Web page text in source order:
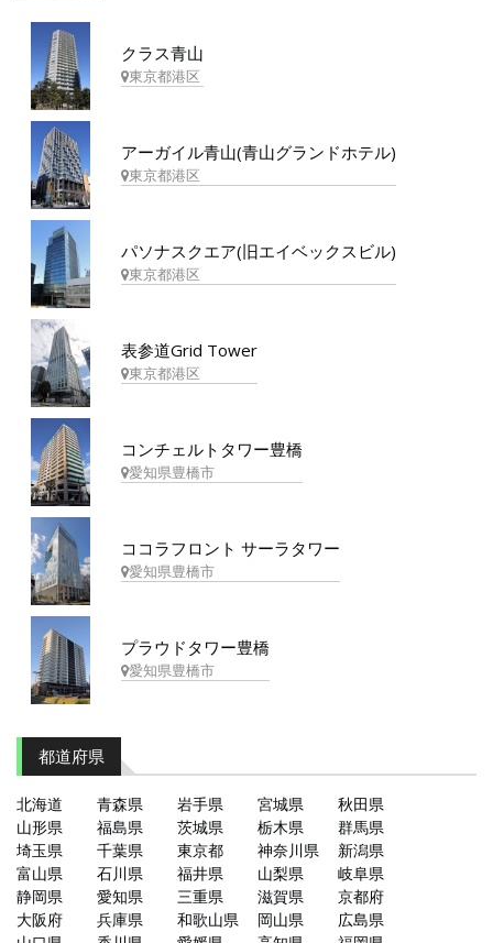
クラス青山
東京都港区
アーガイル青山(青山グランドホテル)
東京都港区
パソナスクエア(旧エイベックスビル)
東京都港区
表参道Grid Tower
東京都港区
コンチェルトタワー豊橋
愛知県豊橋市
ココラフロント サーラタワー
愛知県豊橋市
プラウドタワー豊橋
愛知県豊橋市
都道府県
北海道 青森県 岩手県 宮城県
秋田県
山形県
福島県 茨城県 栃木県
群馬県
埼玉県
千葉県 東京都 神奈川県
新潟県
富山県
石川県 福井県 山梨県
岐阜県
静岡県
愛知県 三重県 滋賀県
京都府
大阪府
兵庫県 和歌山県 岡山県
広島県